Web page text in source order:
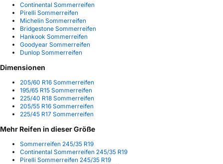
Continental Sommerreifen
Pirelli Sommerreifen
Michelin Sommerreifen
Bridgestone Sommerreifen
Hankook Sommerreifen
Goodyear Sommerreifen
Dunlop Sommerreifen
Dimensionen
205/60 R16 Sommerreifen
195/65 R15 Sommerreifen
225/40 R18 Sommerreifen
205/55 R16 Sommerreifen
225/45 R17 Sommerreifen
Mehr Reifen in dieser Größe
Sommerreifen 245/35 R19
Continental Sommerreifen 245/35 R19
Pirelli Sommerreifen 245/35 R19